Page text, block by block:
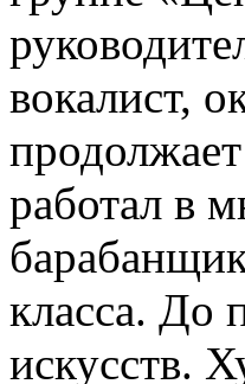
вокалист,
работал в
класса. До
искусств.